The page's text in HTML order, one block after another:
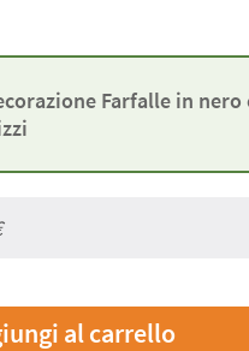
Farfalle in nero